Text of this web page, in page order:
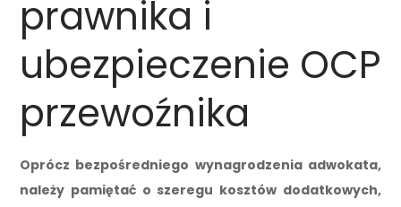
prawnika i
ubezpieczenie OCP
przewoźnika
Oprócz bezpośredniego wynagrodzenia adwokata,
należy pamiętać o szeregu kosztów dodatkowych,